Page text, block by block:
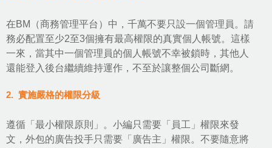
在BM（商務管理平台）中，千萬不要只設一個管理員。請
務必配置至少2至3個擁有最高權限的真實個人帳號。這樣
一來，當其中一個管理員的個人帳號不幸被鎖時，其他人
還能登入後台繼續維持運作，不至於讓整個公司斷網。
2. 實施嚴格的權限分級
遵循「最小權限原則」。小編只需要「員工」權限來發
文，外包的廣告投手只需要「廣告主」權限。不要隨意將